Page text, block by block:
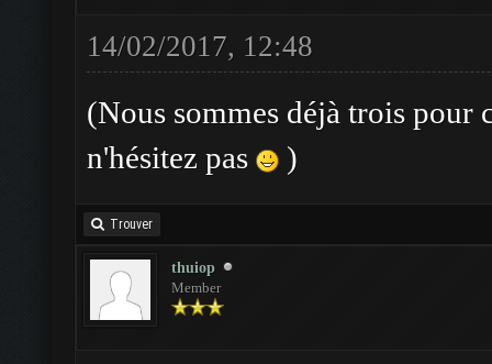
14/02/2017, 12:48
(Nous sommes déjà trois pour
n'hésitez pas
)
Trouver
thuiop
Member